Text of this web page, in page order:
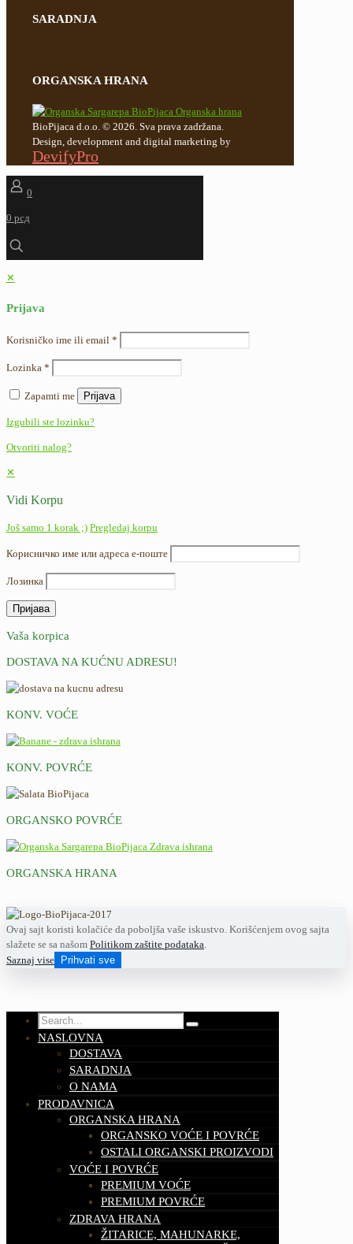
SARADNJA
ORGANSKA HRANA
BioPijaca d.o.o. © 2026. Sva prava zadržana.
Design, development and digital marketing by
DevifyPro
0
0 рсд
✕
Prijava
Korisničko ime ili email *
Lozinka *
Zapamti me Prijava
Izgubili ste lozinku?
Otvoriti nalog?
✕
Vidi Korpu
Još samo 1 korak ;) Pregledaj korpu
Корисничко име или адреса е-поште
Лозинка
Vaša korpica
DOSTAVA NA KUĆNU ADRESU!
KONV. VOĆE
KONV. POVRĆE
ORGANSKO POVRĆE
ORGANSKA HRANA
Ovaj sajt koristi kolačiće da poboljša vaše iskustvo. Korišćenjem ovog sajta
slažete se sa našom Politikom zaštite podataka
Saznaj vise
Prihvati sve
NASLOVNA
DOSTAVA
SARADNJA
O NAMA
PRODAVNICA
ORGANSKA HRANA
ORGANSKO VOĆE I POVRĆE
OSTALI ORGANSKI PROIZVODI
VOĆE I POVRĆE
PREMIUM VOĆE
PREMIUM POVRĆE
ZDRAVA HRANA
ŽITARICE, MAHUNARKE,